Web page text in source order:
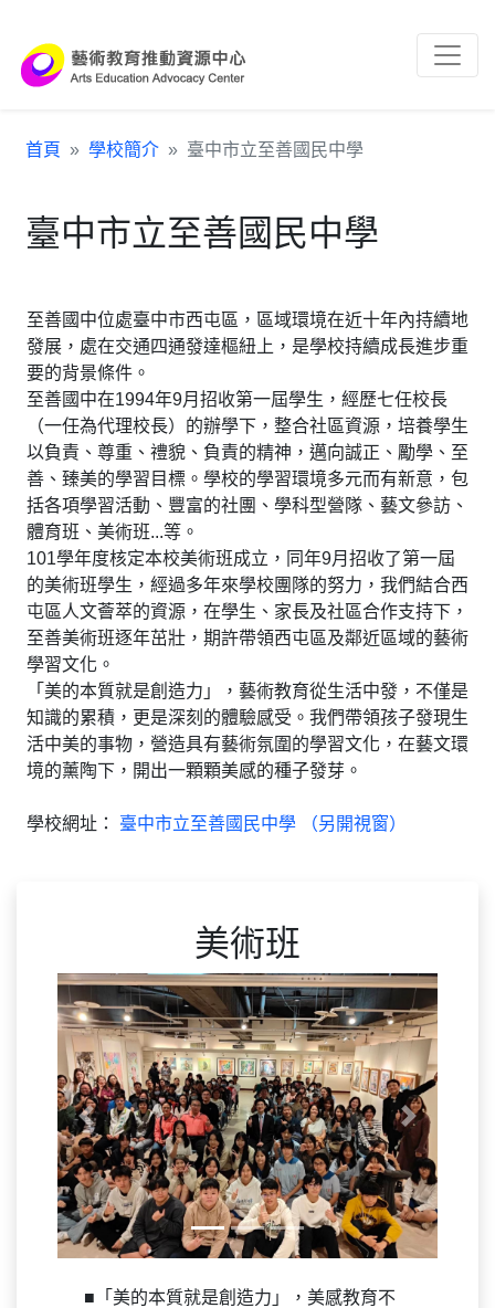
首頁 學校簡介 臺中市立至善國民中學
臺中市立至善國民中學
至善國中位處臺中市西屯區，區域環境在近十年內持續地
發展，處在交通四通發達樞紐上，是學校持續成長進步重
要的背景條件。
至善國中在1994年9月招收第一屆學生，經歷七任校長
（一任為代理校長）的辦學下，整合社區資源，培養學生
以負責、尊重、禮貌、負責的精神，邁向誠正、勵學、至
善、臻美的學習目標。學校的學習環境多元而有新意，包
括各項學習活動、豐富的社團、學科型營隊、藝文參訪、
體育班、美術班...等。
101學年度核定本校美術班成立，同年9月招收了第一屆
的美術班學生，經過多年來學校團隊的努力，我們結合西
屯區人文薈萃的資源，在學生、家長及社區合作支持下，
至善美術班逐年茁壯，期許帶領西屯區及鄰近區域的藝術
學習文化。
「美的本質就是創造力」，藝術教育從生活中發，不僅是
知識的累積，更是深刻的體驗感受。我們帶領孩子發現生
活中美的事物，營造具有藝術氛圍的學習文化，在藝文環
境的薰陶下，開出一顆顆美感的種子發芽。
學校網址： 臺中市立至善國民中學 （另開視窗）
美術班
Previous Next
■「美的本質就是創造力」，美感教育不